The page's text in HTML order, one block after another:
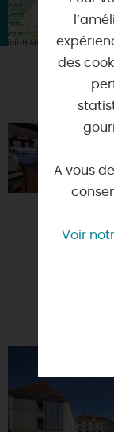
des
A vous
Voir